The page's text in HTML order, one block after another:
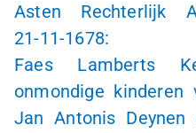
Asten Rechterlijk
21-11-1678:
Faes Lamberts
onmondige kinderen
Jan Antonis